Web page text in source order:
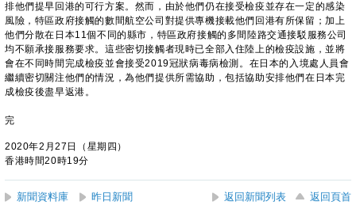
排他們提早回港的可行方案。然而，由於他們仍在接受檢疫並存在一定的感染
風險，特區政府接觸的數間航空公司對提供專機接載他們回港有所保留；加上
他們分散在日本11個不同的縣市，特區政府接觸的多間陸路交通接駁服務公司
均不願承接服務要求。這些密切接觸者現時已全部入住陸上的檢疫設施，並將
會在不同時間完成檢疫並會接受2019冠狀病毒病檢測。在日本的入境處人員會
繼續密切關注他們的情況，為他們提供所需協助，包括協助安排他們在日本完
成檢疫後盡早返港。
完
2020年2月27日（星期四）
香港時間20時19分
新聞資料庫 昨日新聞 返回新聞列表 返回頁首